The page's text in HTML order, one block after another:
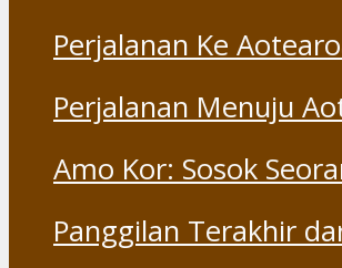
Perjalanan Ke
Perjalanan Menuju
Amo Kor: Sosok
Otentik
Panggilan Terakhir